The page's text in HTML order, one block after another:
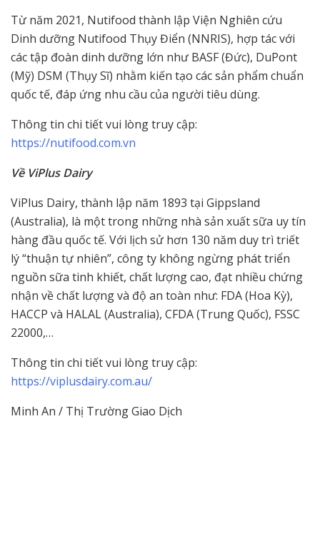
Từ năm 2021, Nutifood thành lập Viện Nghiên cứu
Dinh dưỡng Nutifood Thụy Điển (NNRIS), hợp tác với
các tập đoàn dinh dưỡng lớn như BASF (Đức), DuPont
(Mỹ) DSM (Thụy Sĩ) nhằm kiến tạo các sản phẩm chuẩn
quốc tế, đáp ứng nhu cầu của người tiêu dùng.
Thông tin chi tiết vui lòng truy cập:
https://nutifood.com.vn
Về ViPlus Dairy
ViPlus Dairy, thành lập năm 1893 tại Gippsland
(Australia), là một trong những nhà sản xuất sữa uy tín
hàng đầu quốc tế. Với lịch sử hơn 130 năm duy trì triết
lý “thuận tự nhiên”, công ty không ngừng phát triển
nguồn sữa tinh khiết, chất lượng cao, đạt nhiều chứng
nhận về chất lượng và độ an toàn như: FDA (Hoa Kỳ),
HACCP và HALAL (Australia), CFDA (Trung Quốc), FSSC
22000,…
Thông tin chi tiết vui lòng truy cập:
https://viplusdairy.com.au/
Minh An / Thị Trường Giao Dịch